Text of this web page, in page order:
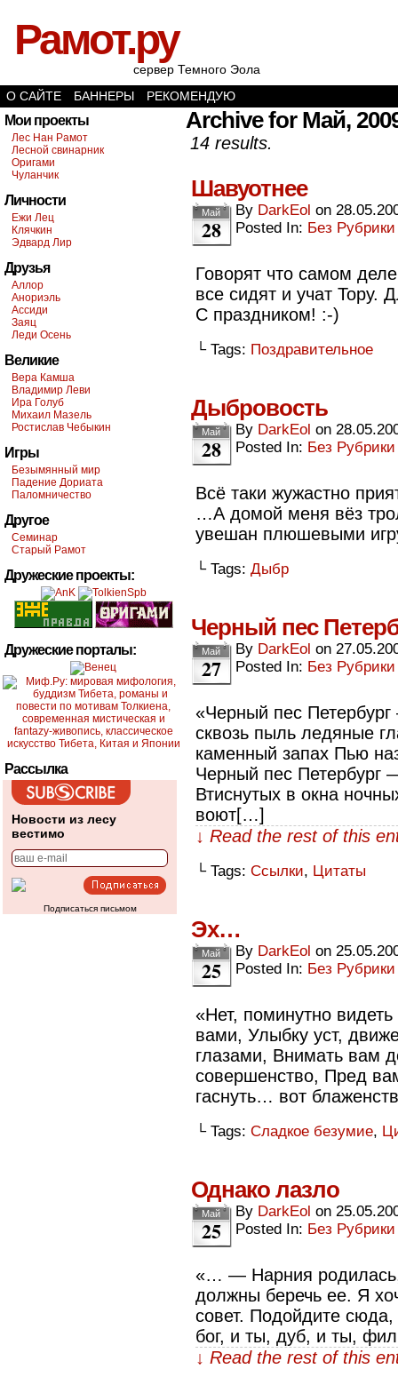
Рамот.ру
сервер Темного Эола
О САЙТЕ
БАННЕРЫ РЕКОМЕНДУЮ
Мои проекты
Лес Нан Рамот
Лесной свинарник
Оригами
Чуланчик
Личности
Ежи Лец
Клячкин
Эдвард Лир
Друзья
Аллор
Анориэль
Ассиди
Заяц
Леди Осень
Великие
Вера Камша
Владимир Леви
Ира Голуб
Михаил Мазель
Ростислав Чебыкин
Игры
Безымянный мир
Падение Дориата
Паломничество
Другое
Семинар
Старый Рамот
Дружеские проекты:
Дружеские порталы:
Рассылка
Новости из лесу
вестимо
Подписаться письмом
Archive for Май,
14 results.
Шавуотнее
Май
28
By DarkEol on
Posted In: Без Рубрики
Говорят что самом
все сидят и учат Тору.
С праздником! :-)
└ Tags: Поздравительное
Дыбровость
Май
28
By DarkEol on
Posted In: Без Рубрики
Всё таки жужастно
…А домой меня вёз
увешан плюшевыми
└ Tags: Дыбр
Черный пес
Май
27
By DarkEol on
Posted In: Без Рубрики
«Черный пес
сквозь пыль ледяные
каменный запах Пью
Черный пес Петербург
Втиснутых в окна
воют[…]
↓ Read the rest of this
└ Tags: Ссылки, Цитаты
Эх…
Май
25
By DarkEol on
Posted In: Без Рубрики
«Нет, поминутно
вами, Улыбку уст,
глазами, Внимать вам
совершенство, Пред
гаснуть… вот
└ Tags: Сладкое безумие,
Однако лазло
Май
25
By DarkEol on
Posted In: Без Рубрики
«… — Нарния
должны беречь ее. Я
совет. Подойдите
бог, и ты, дуб, и ты,
↓ Read the rest of this